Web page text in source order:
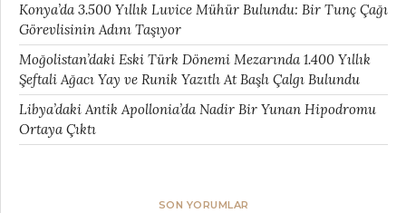
Konya’da 3.500 Yıllık Luvice Mühür Bulundu: Bir Tunç Çağı
Görevlisinin Adını Taşıyor
Moğolistan’daki Eski Türk Dönemi Mezarında 1.400 Yıllık
Şeftali Ağacı Yay ve Runik Yazıtlı At Başlı Çalgı Bulundu
Libya’daki Antik Apollonia’da Nadir Bir Yunan Hipodromu
Ortaya Çıktı
SON YORUMLAR